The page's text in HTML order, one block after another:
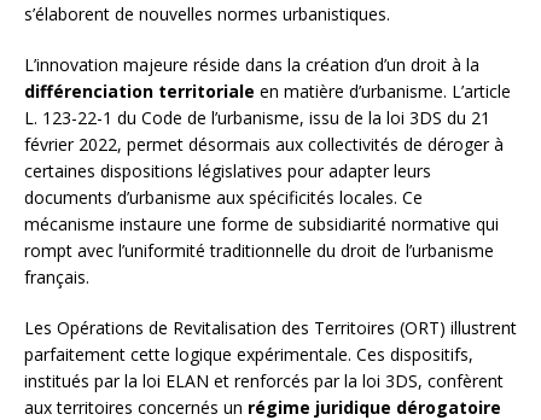
s’élaborent de nouvelles normes urbanistiques.
L’innovation majeure réside dans la création d’un droit à la
différenciation territoriale en matière d’urbanisme. L’article
L. 123-22-1 du Code de l’urbanisme, issu de la loi 3DS du 21
février 2022, permet désormais aux collectivités de déroger à
certaines dispositions législatives pour adapter leurs
documents d’urbanisme aux spécificités locales. Ce
mécanisme instaure une forme de subsidiarité normative qui
rompt avec l’uniformité traditionnelle du droit de l’urbanisme
français.
Les Opérations de Revitalisation des Territoires (ORT) illustrent
parfaitement cette logique expérimentale. Ces dispositifs,
institués par la loi ELAN et renforcés par la loi 3DS, confèrent
aux territoires concernés un régime juridique dérogatoire